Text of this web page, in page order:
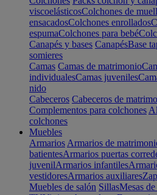
viscoelásticosColchones de
ensacadosColchones enrollados
espumaColchones para bebé
Canapés y bases CanapésBase
somieres
Camas Camas de matrimonio
individualesCamas juveniles
nido
Cabeceros Cabeceros de
Complementos para colchones
colchones
Muebles
Armarios Armarios de
batientesArmarios puertas
juvenilArmarios infantiles
vestidoresArmarios auxiliares
Muebles de salón SillasMesas